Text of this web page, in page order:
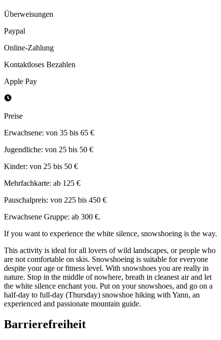
Überweisungen
Paypal
Online-Zahlung
Kontaktloses Bezahlen
Apple Pay
Preise
Erwachsene: von 35 bis 65 €
Jugendliche: von 25 bis 50 €
Kinder: von 25 bis 50 €
Mehrfachkarte: ab 125 €
Pauschalpreis: von 225 bis 450 €
Erwachsene Gruppe: ab 300 €.
If you want to experience the white silence, snowshoeing is the way.
This activity is ideal for all lovers of wild landscapes, or people who
are not comfortable on skis. Snowshoeing is suitable for everyone
despite your age or fitness level. With snowshoes you are really in
nature. Stop in the middle of nowhere, breath in cleanest air and let
the white silence enchant you. Put on your snowshoes, and go on a
half-day to full-day (Thursday) snowshoe hiking with Yann, an
experienced and passionate mountain guide.
Barrierefreiheit